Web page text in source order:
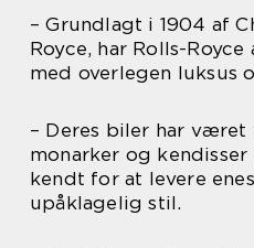
– Grundlagt i 1904 af
Royce, har Rolls-
med overlegen luksus
– Deres biler har
monarker og
kendt for at levere
upåklagelig stil.